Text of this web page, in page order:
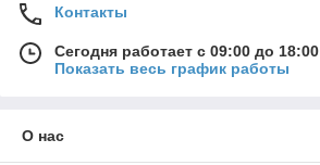
Контакты
Сегодня работает с 09:00 до 18:00
Показать весь график работы
О нас